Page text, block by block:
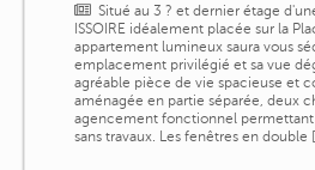
Situé au 3 ? et dernier étage
ISSOIRE idéalement placée sur la
appartement lumineux saura vous
emplacement privilégié et sa vue
agréable pièce de vie spacieuse et
aménagée en partie séparée, deux
agencement fonctionnel permettant
sans travaux. Les fenêtres en double